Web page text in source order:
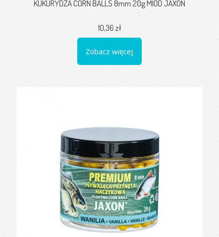
KUKURYDZA CORN BALLS 8mm 20g MIÓD JAXON
10,36 zł
Zobacz więcej